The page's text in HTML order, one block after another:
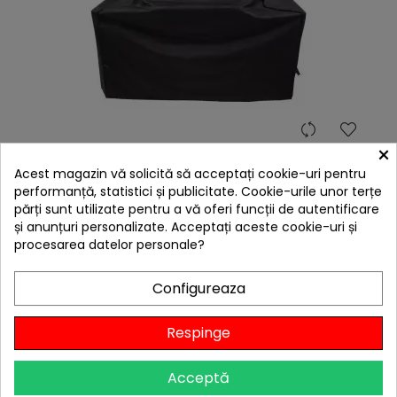
Char-Broil all season 140384
199,00 lei
Citește review-urile
În stoc
Adaugă în Coș
×
Acest magazin vă solicită să acceptați cookie-uri pentru
performanță, statistici și publicitate. Cookie-urile unor terțe
părți sunt utilizate pentru a vă oferi funcții de autentificare
și anunțuri personalizate. Acceptați aceste cookie-uri și
procesarea datelor personale?
Configureaza
Respinge
Acceptă